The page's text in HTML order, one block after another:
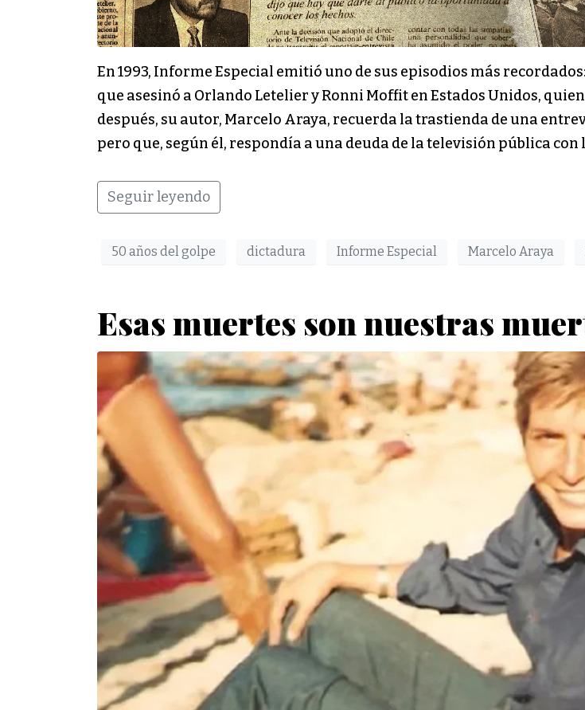
En 1993, Informe Especial emitió uno de sus episodios más
que asesinó a Orlando Letelier y Ronni Moffit en Estados Unidos,
después, su autor, Marcelo Araya, recuerda la trastienda de una
pero que, según él, respondía a una deuda de la televisión pública con
Seguir leyendo
50 años del golpe dictadura Informe Especial Marcelo Araya
Esas muertes son nuestras